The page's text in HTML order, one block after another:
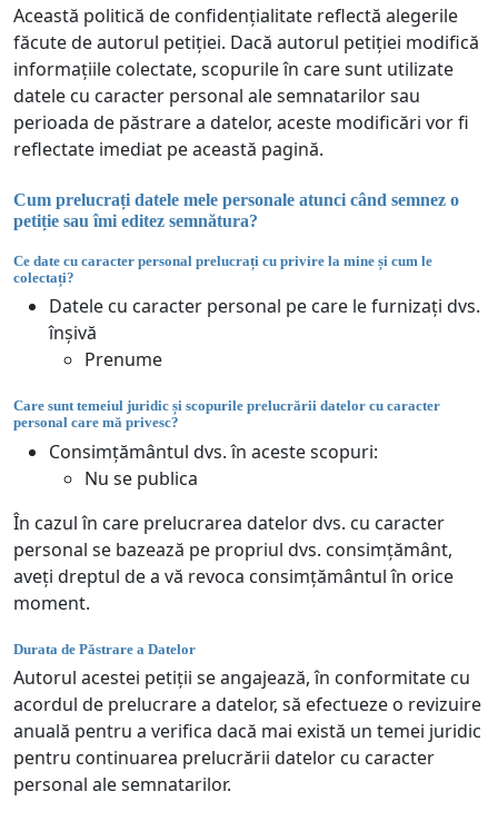
Această politică de confidențialitate reflectă alegerile
făcute de autorul petiției. Dacă autorul petiției modifică
informațiile colectate, scopurile în care sunt utilizate
datele cu caracter personal ale semnatarilor sau
perioada de păstrare a datelor, aceste modificări vor fi
reflectate imediat pe această pagină.
Cum prelucrați datele mele personale atunci când semnez o
petiție sau îmi editez semnătura?
Ce date cu caracter personal prelucrați cu privire la mine și cum le
colectați?
Datele cu caracter personal pe care le furnizați dvs.
înșivă
Prenume
Care sunt temeiul juridic și scopurile prelucrării datelor cu caracter
personal care mă privesc?
Consimțământul dvs. în aceste scopuri:
Nu se publica
În cazul în care prelucrarea datelor dvs. cu caracter
personal se bazează pe propriul dvs. consimțământ,
aveți dreptul de a vă revoca consimțământul în orice
moment.
Durata de Păstrare a Datelor
Autorul acestei petiții se angajează, în conformitate cu
acordul de prelucrare a datelor, să efectueze o revizuire
anuală pentru a verifica dacă mai există un temei juridic
pentru continuarea prelucrării datelor cu caracter
personal ale semnatarilor.